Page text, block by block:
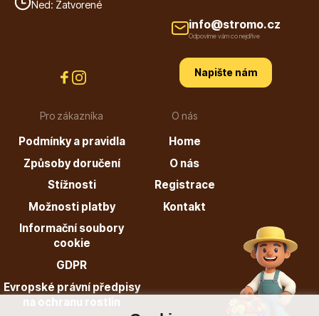
Ned: Zatvorené
Pro zákazníka
Podmínky a pravidla
Způsoby doručení
Stížnosti
Možnosti platby
Informační soubory
cookie
GDPR
Evropské právní předpisy
na ochranu rostlin
O nás
Home
O nás
Registrace
Kontakt
info@stromo.cz
Odpovíme vám co nejdříve
Napište nám